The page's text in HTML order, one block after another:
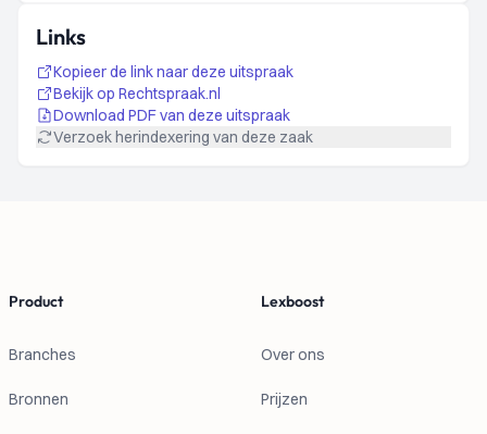
Links
Kopieer de link naar deze uitspraak
Bekijk op Rechtspraak.nl
Download PDF van deze uitspraak
Verzoek herindexering van deze zaak
Product
Branches
Bronnen
Lexboost
Over ons
Prijzen